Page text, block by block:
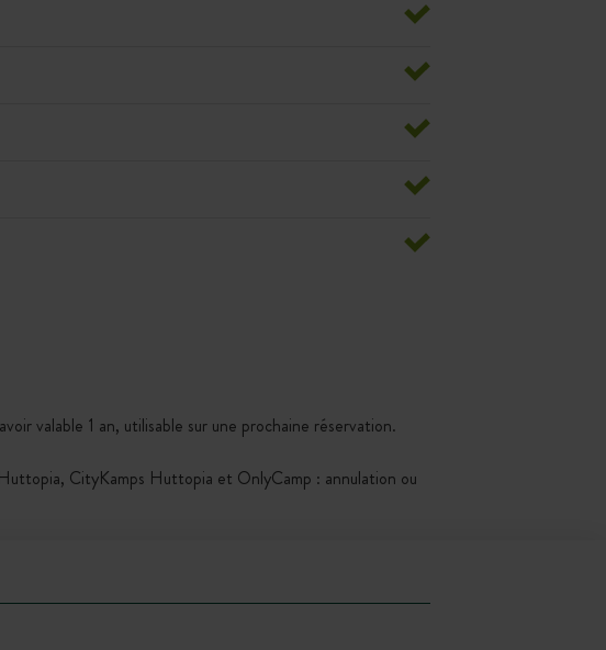
valable 1 an, utilisable sur une prochaine réservation.
CityKamps Huttopia et OnlyCamp : annulation ou